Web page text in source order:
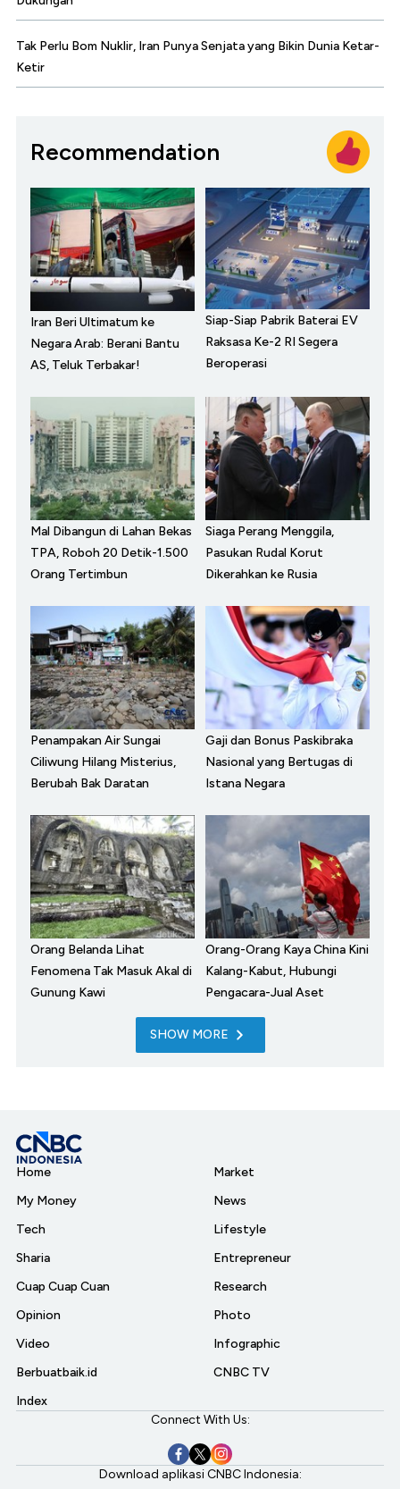
Tak Perlu Bom Nuklir, Iran Punya Senjata yang Bikin Dunia Ketar-
Ketir
Recommendation
Iran Beri Ultimatum ke
Negara Arab: Berani Bantu
AS, Teluk Terbakar!
Siap-Siap Pabrik Baterai EV
Raksasa Ke-2 RI Segera
Beroperasi
Mal Dibangun di Lahan Bekas
TPA, Roboh 20 Detik-1.500
Orang Tertimbun
Siaga Perang Menggila,
Pasukan Rudal Korut
Dikerahkan ke Rusia
Penampakan Air Sungai
Ciliwung Hilang Misterius,
Berubah Bak Daratan
Gaji dan Bonus Paskibraka
Nasional yang Bertugas di
Istana Negara
Orang Belanda Lihat
Fenomena Tak Masuk Akal di
Gunung Kawi
Orang-Orang Kaya China Kini
Kalang-Kabut, Hubungi
Pengacara-Jual Aset
SHOW MORE
Home
My Money
Tech
Sharia
Cuap Cuap Cuan
Opinion
Video
Berbuatbaik.id
Index
Market
News
Lifestyle
Entrepreneur
Research
Photo
Infographic
CNBC TV
Connect With Us:
Download aplikasi CNBC Indonesia: